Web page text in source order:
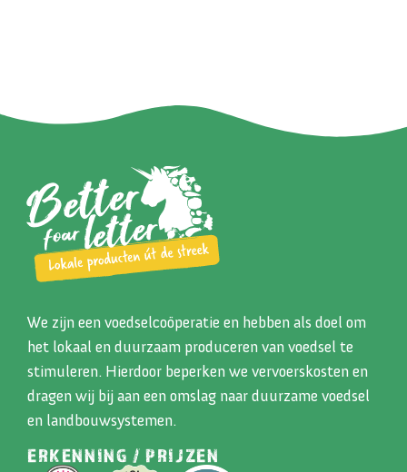
We zijn een voedselcoöperatie en hebben als doel om
het lokaal en duurzaam produceren van voedsel te
stimuleren. Hierdoor beperken we vervoerskosten en
dragen wij bij aan een omslag naar duurzame voedsel
en landbouwsystemen.
ERKENNING / PRIJZEN